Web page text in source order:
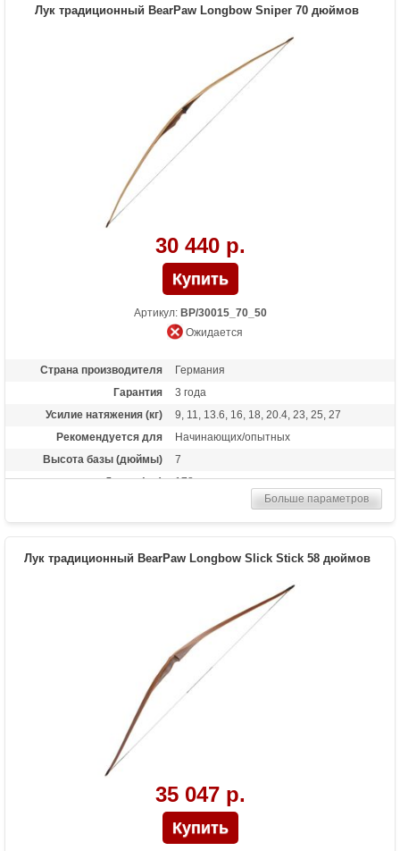
Лук традиционный BearPaw Longbow Sniper 70 дюймов
30 440 р.
Артикул: BP/30015_70_50
Ожидается
Страна производителя
Германия
Гарантия
3 года
Усилие натяжения (кг)
9, 11, 13.6, 16, 18, 20.4, 23, 25, 27
Рекомендуется для
Начинающих/опытных
Высота базы (дюймы)
7
Длина (см)
178
Полочка, Чехол, Тетива Whisper String
Материалы изделия
американский орех
Больше параметров
Лук традиционный BearPaw Longbow Slick Stick 58 дюймов
35 047 р.